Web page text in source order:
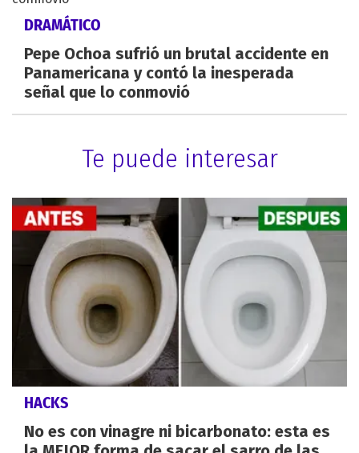
DRAMÁTICO
Pepe Ochoa sufrió un brutal accidente en
Panamericana y contó la inesperada
señal que lo conmovió
Te puede interesar
HACKS
No es con vinagre ni bicarbonato: esta es